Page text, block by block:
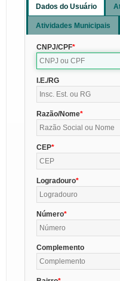
Dados do Usuário
Atividades Municipais
CNPJ/CPF
I.E./RG
Razão/Nome
CEP
Logradouro
Número
Complemento